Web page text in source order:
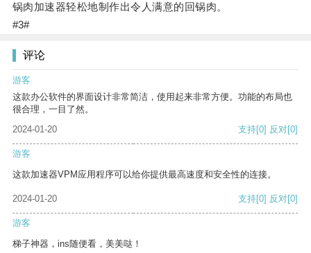
锅肉加速器轻松地制作出令人满意的回锅肉。
#3#
评论
游客
这款办公软件的界面设计非常简洁，使用起来非常方便。功能的布局也
很合理，一目了然。
2024-01-20
支持[0] 反对[0]
游客
这款加速器VPM应用程序可以给你提供最高速度和安全性的连接。
2024-01-20 支持[0] 反对[0]
游客
梯子神器，ins随便看，美美哒！